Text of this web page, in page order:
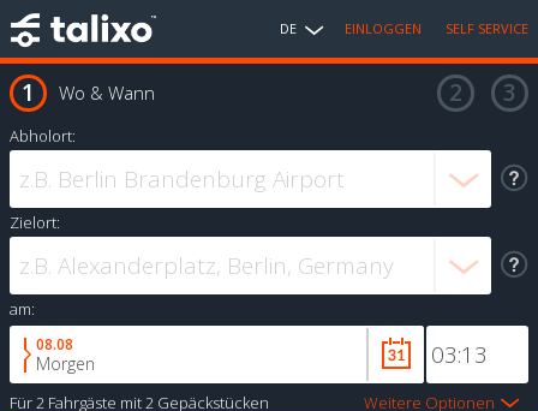
DE EINLOGGEN SELF SERVICE
Wo & Wann
Abholort:
Zielort:
am:
08.08
Morgen
Für2 Fahrgäste mit2 Gepäckstücken Weitere Optionen